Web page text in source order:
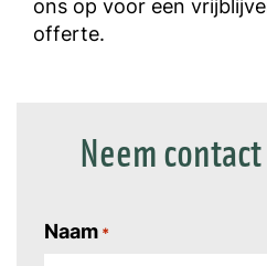
offerte.
Neem
Naam *